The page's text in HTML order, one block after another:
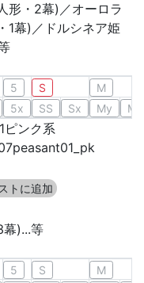
形・2幕)／オーロラ
1幕)／ドルシネア姫
5 S
M
5x SS Sx My Mx
ピンク系
トに追加
)...等
5 S
M